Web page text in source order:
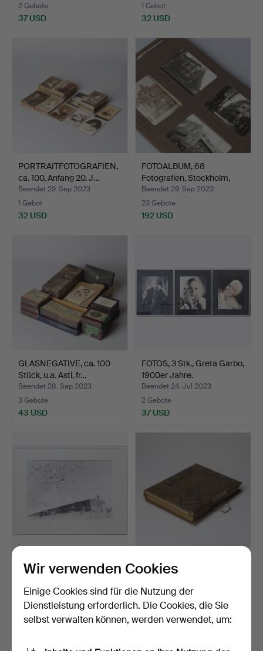
2 Gebote
37 USD
1 Gebot
32 USD
PORTRAITFOTOGRAFIEN,
ca. 100, Anfang 20. J…
Beendet 29. Sep 2023
1 Gebot
32 USD
FOTOALBUM, 68
Fotografien, Stockholm,
Jahr…
Beendet 29. Sep 2023
23 Gebote
192 USD
GLASNEGATIVE, ca. 100
Stück, u.a. Asti, fr…
Beendet 28. Sep 2023
3 Gebote
43 USD
FOTOS, 3 Stk., Greta Garbo,
1900er Jahre.
Beendet 24. Jul 2023
2 Gebote
37 USD
OIDENTIFIERAD
KONSTNÄR. Foto „ha de
1 Gebot
32 USD
FOTOALBUM, mit u.a.
Porträtfotos, frühes 2…
7 Gebote
65 USD
Wir verwenden Cookies
Einige Cookies sind für die Nutzung der
Dienstleistung erforderlich. Die Cookies, die Sie
selbst verwalten können, werden verwendet, um: